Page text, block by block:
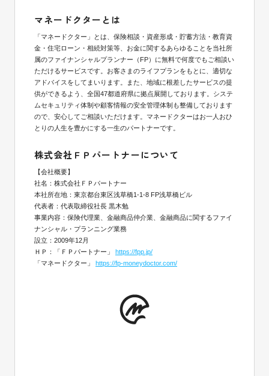
マネードクターとは
「マネードクター」とは、保険相談・資産形成・貯蓄方法・教育資
金・住宅ローン・相続対策等、お金に関するあらゆることを当社所
属のファイナンシャルプランナー（FP）に無料で何度でもご相談い
ただけるサービスです。お客さまのライフプランをもとに、適切な
アドバイスをしてまいります。また、地域に根差したサービスの提
供ができるよう、全国47都道府県に拠点展開しております。システ
ムセキュリティ体制や顧客情報の安全管理体制も整備しております
ので、安心してご相談いただけます。マネードクターはお一人おひ
とりの人生を豊かにする一生のパートナーです。
株式会社ＦＰパートナーについて
【会社概要】
社名：株式会社ＦＰパートナー
本社所在地：東京都台東区浅草橋1-1-8 FP浅草橋ビル
代表者：代表取締役社長 黒木勉
事業内容：保険代理業、金融商品仲介業、金融商品に関するファイ
ナンシャル・プランニング業務
設立：2009年12月
ＨＰ：「ＦＰパートナー」 https://fpp.jp/
「マネードクター」 https://fp-moneydoctor.com/